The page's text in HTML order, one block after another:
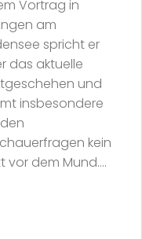
Vortrag in
am
spricht er
das aktuelle
und
insbesondere
kein
vor dem Mund....